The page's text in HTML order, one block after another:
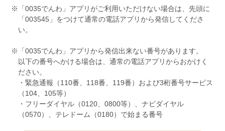
※「0035でんわ」アプリがご利用いただけない場合は、先頭に
「003545」をつけて通常の電話アプリから発信してくださ
い。
※「0035でんわ」アプリから発信出来ない番号があります。
以下の番号へかける場合は、通常の電話アプリからおかけく
ださい。
・緊急通報（110番、118番、119番）および3桁番号サービス
（104、105等）
・フリーダイヤル（0120、0800等）、ナビダイヤル
（0570）、テレドーム（0180）で始まる番号